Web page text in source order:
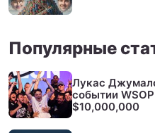
Популярные
Лукас
событии
$10,000,000